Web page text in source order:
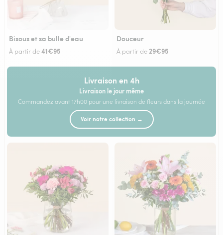
Bisous et sa bulle d'eau
À partir de41€95
Douceur
À partir de 29€95
Livraison en 4h
Livraison le jour même
Commandez avant 17h00 pour une livraison de fleurs dans la journée
Voir notre collection →